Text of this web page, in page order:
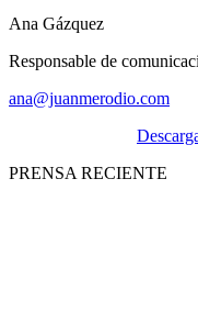
Ana Gázquez
Responsable de
ana@juanmerodio.com
PRENSA RECIENTE